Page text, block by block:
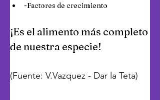
-Factores de crecimiento
¡Es el alimento más completo
de nuestra especie!
(Fuente: V.Vazquez - Dar la Teta)